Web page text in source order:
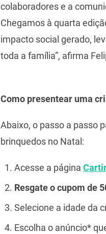
colaboradores e a
Chegamos à quarta
impacto social gerado,
toda a família”, afirma
Como presentear uma
Abaixo, o passo a passo
brinquedos no Natal:
Acesse a página
Resgate o cupom de
Selecione a idade da
Escolha o anúncio*